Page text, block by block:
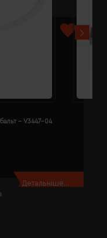
- V3447-04
Детальніше...